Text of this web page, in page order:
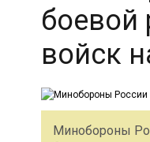
боевой
войск
Минобороны